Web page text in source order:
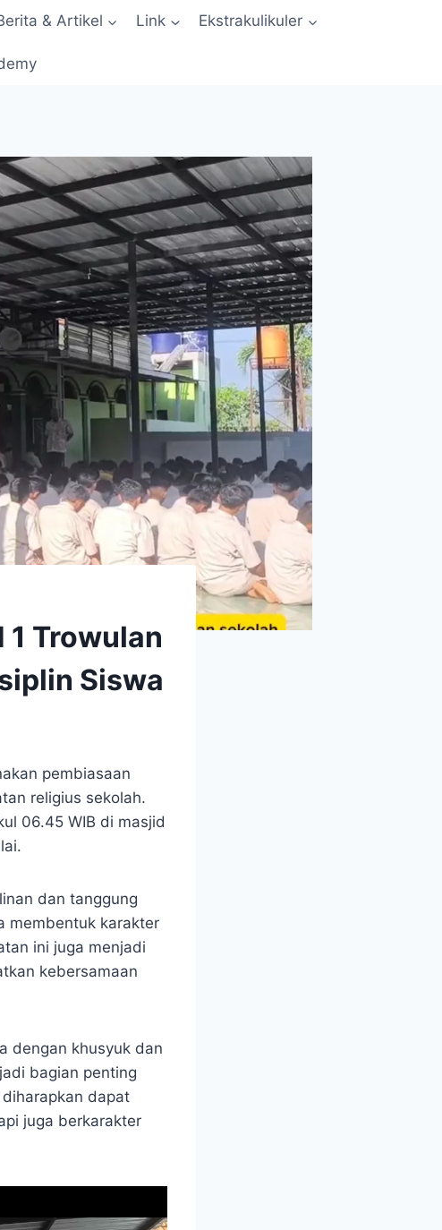
& Artikel Link Ekstrakulikuler
1 Trowulan
Siswa
pembiasaan
religius sekolah.
06.45 WIB di masjid
dan tanggung
membentuk karakter
ini juga menjadi
kebersamaan
dengan khusyuk dan
bagian penting
dapat
juga berkarakter